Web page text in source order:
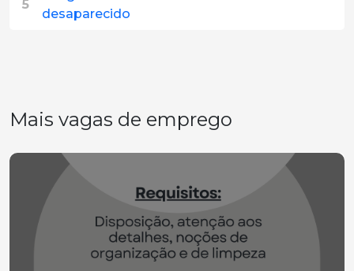
5
desaparecido
Mais vagas de emprego